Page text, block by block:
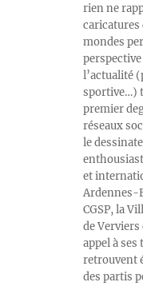
rien ne
caricatures
mondes
l’actualité
sportive…)
premier
réseaux
le
et
Ardennes-
CGSP, la
de
appel à ses
retrouvent
des partis